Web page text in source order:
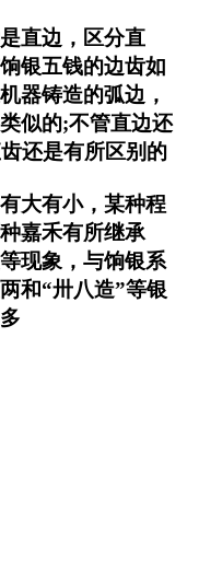
直边，区分直
银五钱的边齿如
器铸造的弧边，
似的;不管直边还
还是有所区别的
大有小，某种程
嘉禾有所继承
现象，与饷银系
和“卅八造”等银